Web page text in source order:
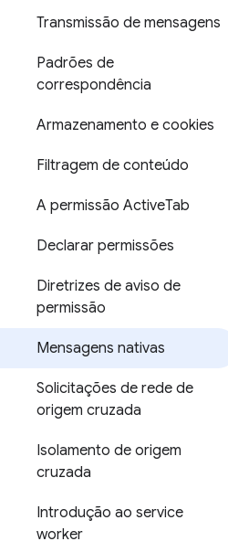
Transmissão de mensagens
Padrões de
correspondência
Armazenamento e cookies
Filtragem de conteúdo
A permissão ActiveTab
Declarar permissões
Diretrizes de aviso de
permissão
Mensagens nativas
Solicitações de rede de
origem cruzada
Isolamento de origem
cruzada
Introdução ao service
worker